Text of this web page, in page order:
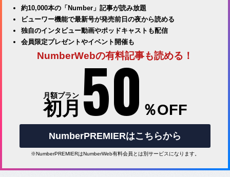
約10,000本の「Number」記事が読み放題
ビューワー機能で最新号が発売前日の夜から読める
独自のインタビュー動画やポッドキャストも配信
会員限定プレゼントやイベント開催も
NumberWebの有料記事も読める！
月額プラン
初月 50 ％OFF
NumberPREMIERはこちらから
※NumberPREMIERはNumberWeb有料会員とは別サービスになります。